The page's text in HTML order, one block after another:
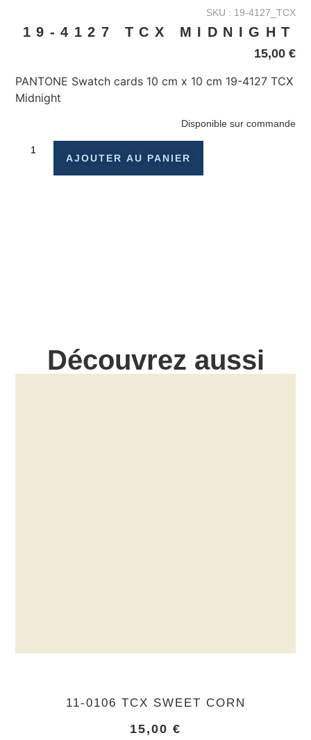
SKU : 19-4127_TCX
19-4127 TCX MIDNIGHT
15,00 €
PANTONE Swatch cards 10 cm x 10 cm 19-4127 TCX
Midnight
Disponible sur commande
AJOUTER AU PANIER
Découvrez aussi
11-0106 TCX SWEET CORN
15,00 €